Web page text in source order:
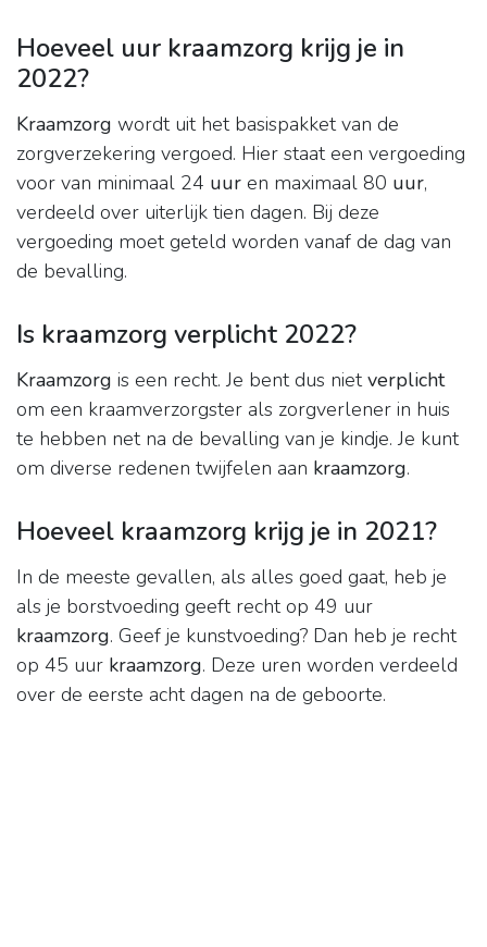
Hoeveel uur kraamzorg krijg je in
2022?
Kraamzorg wordt uit het basispakket van de
zorgverzekering vergoed. Hier staat een vergoeding
voor van minimaal 24 uur en maximaal 80 uur,
verdeeld over uiterlijk tien dagen. Bij deze
vergoeding moet geteld worden vanaf de dag van
de bevalling.
Is kraamzorg verplicht 2022?
Kraamzorg is een recht. Je bent dus nietverplicht
om een kraamverzorgster als zorgverlener in huis
te hebben net na de bevalling van je kindje. Je kunt
om diverse redenen twijfelen aan kraamzorg.
Hoeveel kraamzorg krijg je in 2021?
In de meeste gevallen, als alles goed gaat, heb je
als je borstvoeding geeft recht op 49 uur
kraamzorg. Geef je kunstvoeding? Dan heb je recht
op 45 uur kraamzorg. Deze uren worden verdeeld
over de eerste acht dagen na de geboorte.